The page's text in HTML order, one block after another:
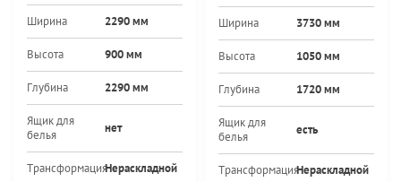
Ширина 2290 мм
Высота 900 мм
Глубина 2290 мм
Ящик для
белья
нет
ТрансформацияНераскладной
Ширина 3730 мм
Высота 1050 мм
Глубина 1720 мм
Ящик для
белья
есть
ТрансформацияНераскладной